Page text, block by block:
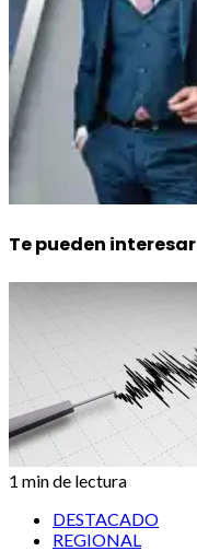
Te pueden interesar
1 min de lectura
DESTACADO
REGIONAL